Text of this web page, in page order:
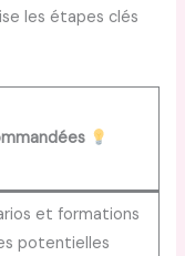
les étapes clés
et formations
potentielles